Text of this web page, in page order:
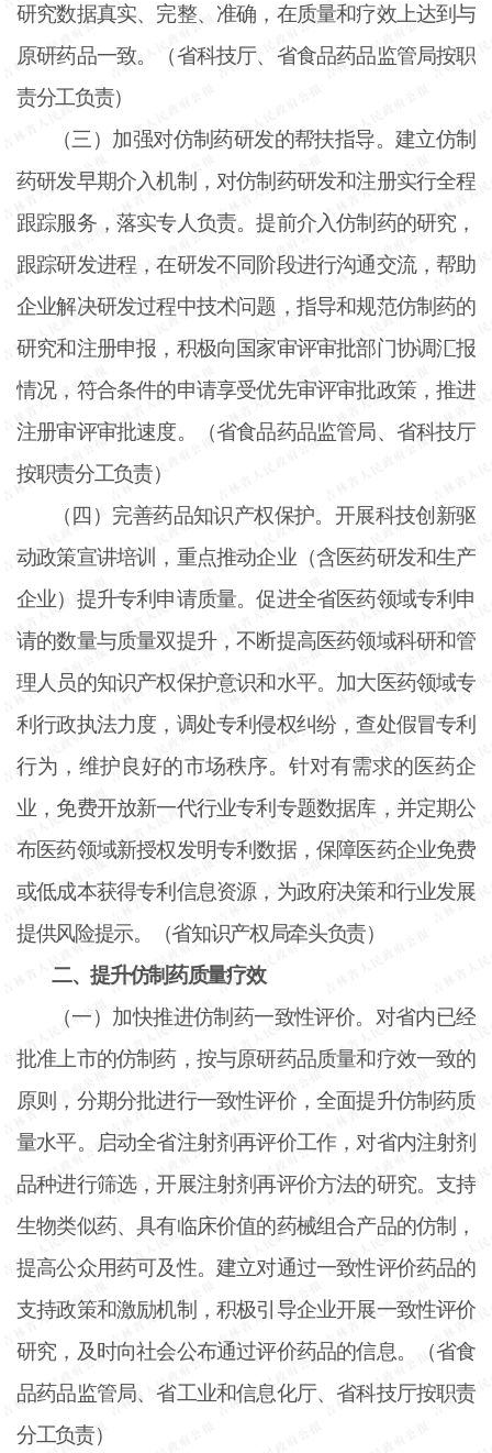
研究数据真实、完整、准确，在质量和疗效上达到与
原研药品一致。（省科技厅、省食品药品监管局按职
责分工负责）
（三）加强对仿制药研发的帮扶指导。建立仿制
药研发早期介入机制，对仿制药研发和注册实行全程
跟踪服务，落实专人负责。提前介入仿制药的研究，
跟踪研发进程，在研发不同阶段进行沟通交流，帮助
企业解决研发过程中技术问题，指导和规范仿制药的
研究和注册申报，积极向国家审评审批部门协调汇报
情况，符合条件的申请享受优先审评审批政策，推进
注册审评审批速度。（省食品药品监管局、省科技厅
按职责分工负责）
（四）完善药品知识产权保护。开展科技创新驱
动政策宣讲培训，重点推动企业（含医药研发和生产
企业）提升专利申请质量。促进全省医药领域专利申
请的数量与质量双提升，不断提高医药领域科研和管
理人员的知识产权保护意识和水平。加大医药领域专
利行政执法力度，调处专利侵权纠纷，查处假冒专利
行为，维护良好的市场秩序。针对有需求的医药企
业，免费开放新一代行业专利专题数据库，并定期公
布医药领域新授权发明专利数据，保障医药企业免费
或低成本获得专利信息资源，为政府决策和行业发展
提供风险提示。（省知识产权局牵头负责）
二、提升仿制药质量疗效
（一）加快推进仿制药一致性评价。对省内已经
批准上市的仿制药，按与原研药品质量和疗效一致的
原则，分期分批进行一致性评价，全面提升仿制药质
量水平。启动全省注射剂再评价工作，对省内注射剂
品种进行筛选，开展注射剂再评价方法的研究。支持
生物类似药、具有临床价值的药械组合产品的仿制，
提高公众用药可及性。建立对通过一致性评价药品的
支持政策和激励机制，积极引导企业开展一致性评价
研究，及时向社会公布通过评价药品的信息。（省食
品药品监管局、省工业和信息化厅、省科技厅按职责
分工负责）